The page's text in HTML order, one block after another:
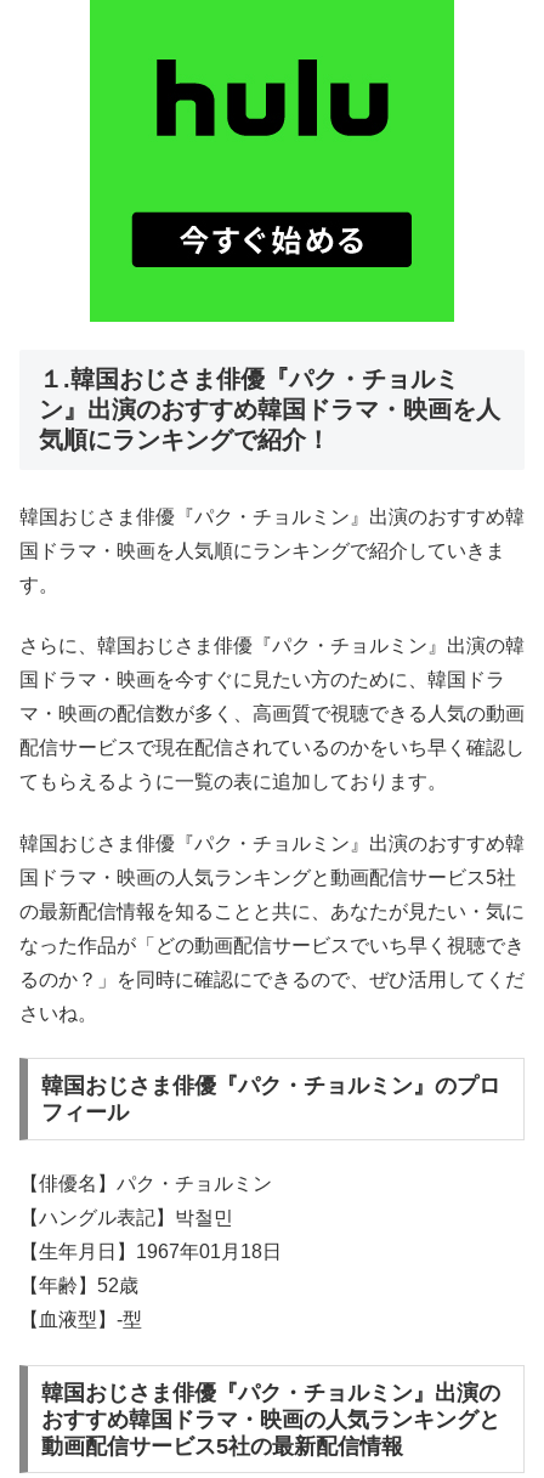
１.韓国おじさま俳優『パク・チョルミ
ン』出演のおすすめ韓国ドラマ・映画を人
気順にランキングで紹介！
韓国おじさま俳優『パク・チョルミン』出演のおすすめ韓
国ドラマ・映画を人気順にランキングで紹介していきま
す。
さらに、韓国おじさま俳優『パク・チョルミン』出演の韓
国ドラマ・映画を今すぐに見たい方のために、韓国ドラ
マ・映画の配信数が多く、高画質で視聴できる人気の動画
配信サービスで現在配信されているのかをいち早く確認し
てもらえるように一覧の表に追加しております。
韓国おじさま俳優『パク・チョルミン』出演のおすすめ韓
国ドラマ・映画の人気ランキングと動画配信サービス5社
の最新配信情報を知ることと共に、あなたが見たい・気に
なった作品が「どの動画配信サービスでいち早く視聴でき
るのか？」を同時に確認にできるので、ぜひ活用してくだ
さいね。
韓国おじさま俳優『パク・チョルミン』のプロ
フィール
【俳優名】パク・チョルミン
【ハングル表記】박철민
【生年月日】1967年01月18日
【年齢】52歳
【血液型】-型
韓国おじさま俳優『パク・チョルミン』出演の
おすすめ韓国ドラマ・映画の人気ランキングと
動画配信サービス5社の最新配信情報